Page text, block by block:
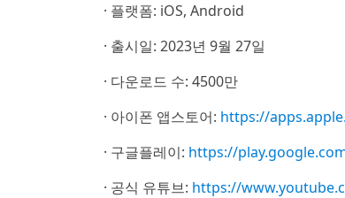
· 플랫폼: iOS, Android
· 출시일: 2023년 9월 27일
· 다운로드 수: 4500만
· 아이폰 앱스토어: https://
· 구글플레이: https://
· 공식 유튜브: https://